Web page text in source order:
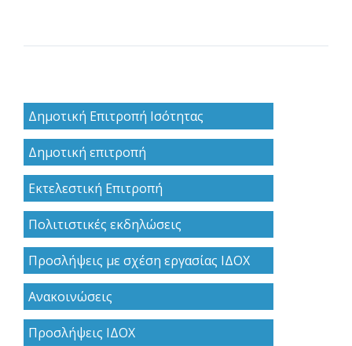
Δημοτική Επιτροπή Ισότητας
Δημοτική επιτροπή
Εκτελεστική Επιτροπή
Πολιτιστικές εκδηλώσεις
Προσλήψεις με σχέση εργασίας ΙΔΟΧ
Ανακoινώσεις
Προσλήψεις ΙΔΟΧ